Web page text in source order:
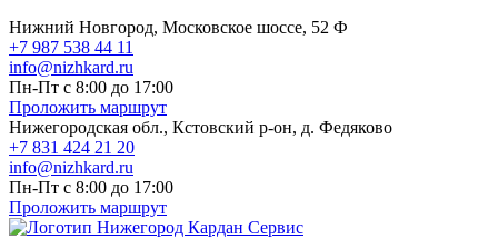
Нижний Новгород, Московское шоссе, 52 Ф
+7 987 538 44 11
info@nizhkard.ru
Пн-Пт с 8:00 до 17:00
Проложить маршрут
Нижегородская обл., Кстовский р-он, д. Федяково
+7 831 424 21 20
info@nizhkard.ru
Пн-Пт с 8:00 до 17:00
Проложить маршрут